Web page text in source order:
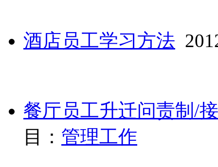
酒店员工学习方法
餐厅员工升迁问责制/
目： 管理工作